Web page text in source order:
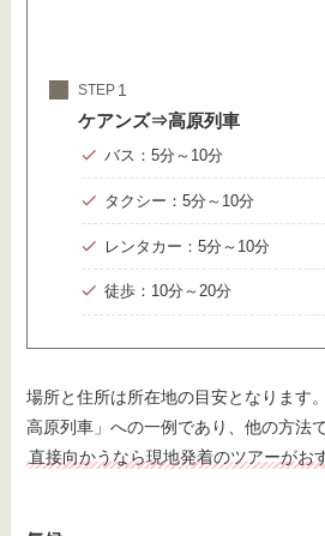
STEP
ケアンズ⇒高原列車
バス：5分～10分
タクシー：5分～10分
レンタカー：5分～10分
徒歩：10分～20分
場所と住所は所在地の目安となります
高原列車」への一例であり、他の方法
直接向かうなら現地発着のツアーがお